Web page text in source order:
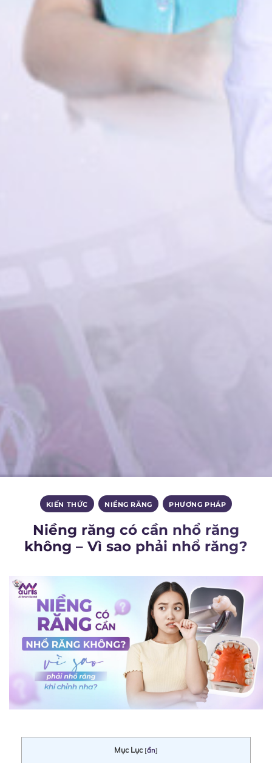
KIẾN THỨC , NIỀNG RĂNG , PHƯƠNG PHÁP
Niềng răng có cần nhổ răng
không – Vì sao phải nhổ răng?
Mục Lục [ẩn]